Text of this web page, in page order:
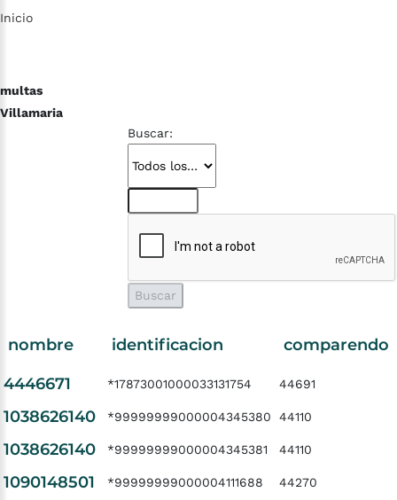
Inicio
multas
Villamaria
Buscar:
nombre identificacion
comparendo
4446671
*17873001000033131754 44691
1038626140 *99999999000004345380 44110
1038626140 *99999999000004345381 44110
1090148501 *99999999000004111688 44270